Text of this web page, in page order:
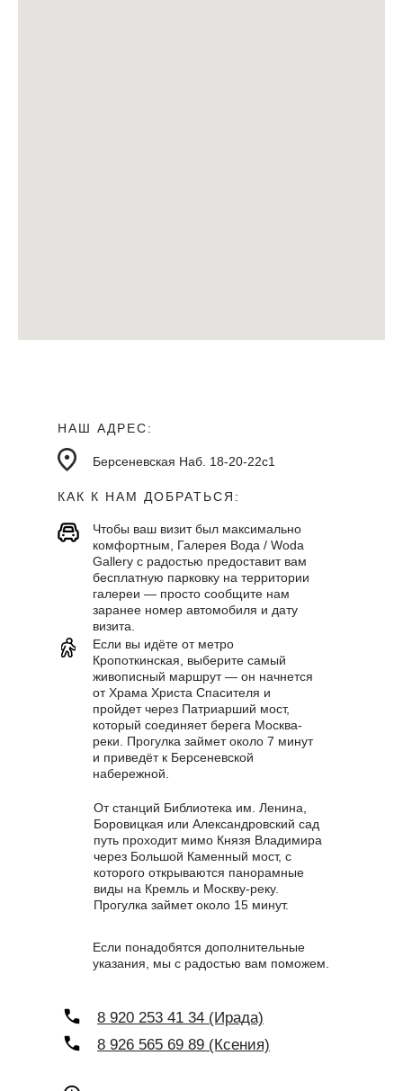
8 920 253 41 34 (Ирада)
8 926 565 69 89 (Ксения)
Берсеневская Наб. 18-20-22с1
НАШ АДРЕС:
КАК К НАМ ДОБРАТЬСЯ:
Чтобы ваш визит был максимально
комфортным, Галерея Вода / Woda
Gallery с радостью предоставит вам
бесплатную парковку на территории
галереи — просто сообщите нам
заранее номер автомобиля и дату
визита.
Если вы идёте от метро
Кропоткинская, выберите самый
живописный маршрут — он начнется
от Храма Христа Спасителя и
пройдет через Патриарший мост,
который соединяет берега Москва-
реки. Прогулка займет около 7 минут
и приведёт к Берсеневской
набережной.
От станций Библиотека им. Ленина,
Боровицкая или Александровский сад
путь проходит мимо Князя Владимира
через Большой Каменный мост, с
которого открываются панорамные
виды на Кремль и Москву-реку.
Прогулка займет около 15 минут.
Если понадобятся дополнительные
указания, мы с радостью вам поможем.